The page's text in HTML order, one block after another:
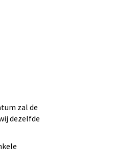
zal de
dezelfde